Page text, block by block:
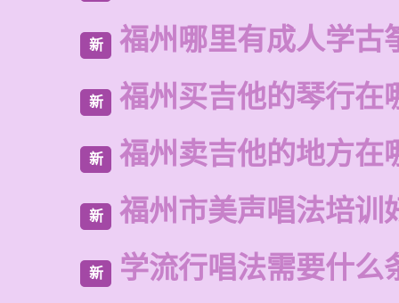
新 福州哪里有成人学古
新 福州买吉他的琴行在
新 福州卖吉他的地方在
新 福州市美声唱法培训
新 学流行唱法需要什么